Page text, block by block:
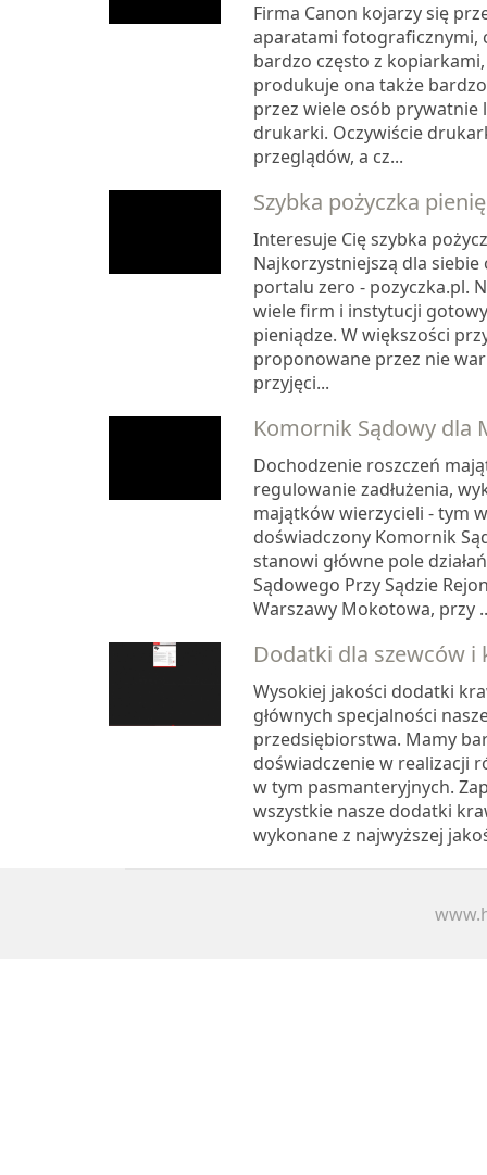
Firma Canon kojarzy się
aparatami fotograficznymi,
bardzo często z
produkuje ona także
przez wiele osób
drukarki. Oczywiście
przeglądów, a cz...
Szybka pożyczka
Interesuje Cię szybka
Najkorzystniejszą dla
portalu zero - pozyczka.pl.
wiele firm i instytucji
pieniądze. W większości
proponowane przez nie
przyjęci...
Komornik Sądowy dla
Dochodzenie roszczeń
regulowanie zadłużenia,
majątków wierzycieli - tym
doświadczony Komornik
stanowi główne pole
Sądowego Przy Sądzie
Warszawy Mokotowa, przy
Dodatki dla szewców i
Wysokiej jakości dodatki
głównych specjalności
przedsiębiorstwa. Mamy
doświadczenie w realizacji
w tym pasmanteryjnych.
wszystkie nasze dodatki
wykonane z najwyższej